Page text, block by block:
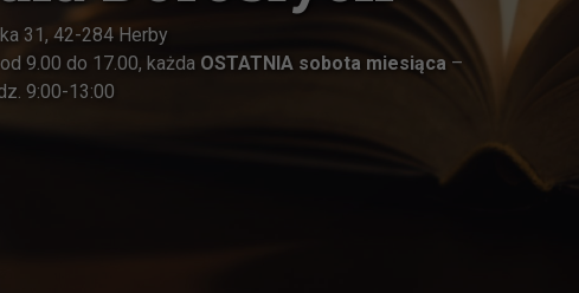
31, 42-284 Herby
9.00 do 17.00, każda OSTATNIA sobota miesiąca–
9:00-13:00